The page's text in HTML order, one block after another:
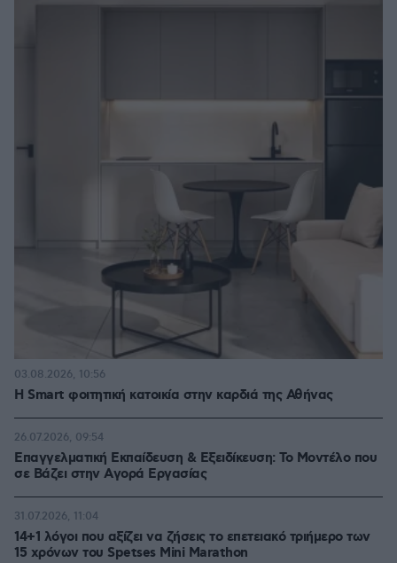
Η Smart φοιτητική κατοικία στην καρδιά της Αθήνας
03.08.2026, 10:56
Επαγγελματική Εκπαίδευση & Εξειδίκευση: Το Mοντέλο που
σε Bάζει στην Aγορά Eργασίας
26.07.2026, 09:54
14+1 λόγοι που αξίζει να ζήσεις το επετειακό τριήμερο των
15 χρόνων του Spetses Mini Marathon
31.07.2026, 11:04